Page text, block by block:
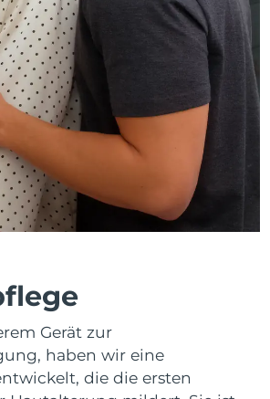
Gerät zur
haben wir eine
die die ersten